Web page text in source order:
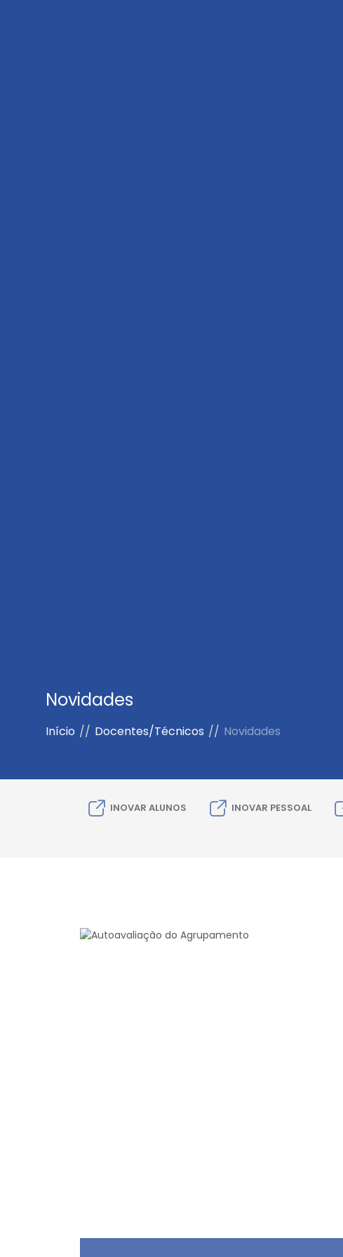
Novidades
Início // Docentes/Técnicos // Novidades
INOVAR ALUNOS INOVAR PESSOAL